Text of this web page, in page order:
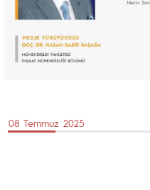
08 Temmuz 2025